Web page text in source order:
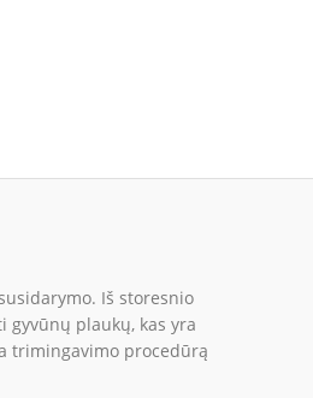
Iš storesnio
plaukų, kas yra
trimingavimo procedūrą